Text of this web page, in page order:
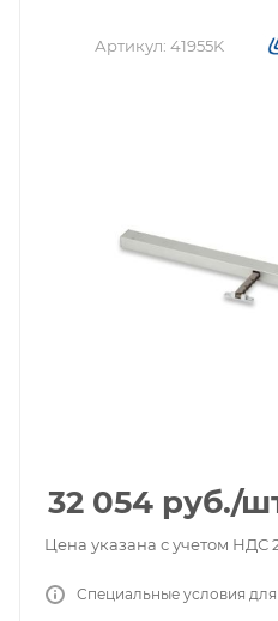
Артикул: 41955K
32 054 руб./
Цена указана с учетом НДС
Специальные условия